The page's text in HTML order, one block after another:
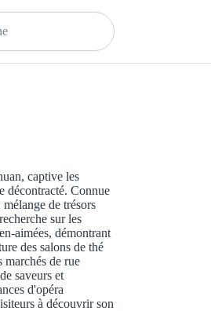
captive les
décontracté. Connue
de trésors
sur les
aimées, démontrant
des salons de thé
marchés de rue
saveurs et
d'opéra
à découvrir son